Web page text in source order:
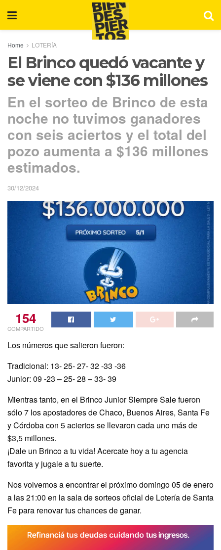
Home LOTERÍA
El Brinco quedó vacante y
se viene con $136 millones
En el sorteo de Brinco de esta
noche no tuvimos ganadores
con seis aciertos y el total del
pozo aumenta a $136 millones
estimados.
30/12/2024
154
COMPARTIDO
Los números que salieron fueron:
Tradicional: 13- 25- 27- 32 -33 -36
Junior: 09 -23 – 25- 28 – 33- 39
Mientras tanto, en el Brinco Junior Siempre Sale fueron
sólo 7 los apostadores de Chaco, Buenos Aires, Santa Fe
y Córdoba con 5 aciertos se llevaron cada uno más de
$3,5 millones.
¡Dale un Brinco a tu vida! Acercate hoy a tu agencia
favorita y jugale a tu suerte.
Nos volvemos a encontrar el próximo domingo 05 de enero
a las 21:00 en la sala de sorteos oficial de Lotería de Santa
Fe para renovar tus chances de ganar.